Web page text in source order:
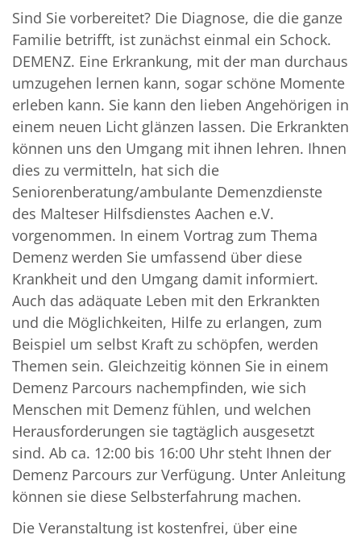
Sind Sie vorbereitet? Die Diagnose, die die ganze
Familie betrifft, ist zunächst einmal ein Schock.
DEMENZ. Eine Erkrankung, mit der man durchaus
umzugehen lernen kann, sogar schöne Momente
erleben kann. Sie kann den lieben Angehörigen in
einem neuen Licht glänzen lassen. Die Erkrankten
können uns den Umgang mit ihnen lehren. Ihnen
dies zu vermitteln, hat sich die
Seniorenberatung/ambulante Demenzdienste
des Malteser Hilfsdienstes Aachen e.V.
vorgenommen. In einem Vortrag zum Thema
Demenz werden Sie umfassend über diese
Krankheit und den Umgang damit informiert.
Auch das adäquate Leben mit den Erkrankten
und die Möglichkeiten, Hilfe zu erlangen, zum
Beispiel um selbst Kraft zu schöpfen, werden
Themen sein. Gleichzeitig können Sie in einem
Demenz Parcours nachempfinden, wie sich
Menschen mit Demenz fühlen, und welchen
Herausforderungen sie tagtäglich ausgesetzt
sind. Ab ca. 12:00 bis 16:00 Uhr steht Ihnen der
Demenz Parcours zur Verfügung. Unter Anleitung
können sie diese Selbsterfahrung machen.
Die Veranstaltung ist kostenfrei, über eine